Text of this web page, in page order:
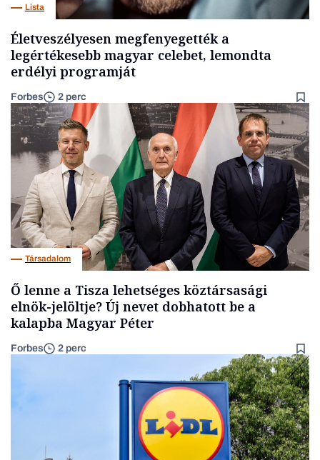
Lista
Életveszélyesen megfenyegették a
legértékesebb magyar celebet, lemondta
erdélyi programját
Forbes 2 perc
Társadalom
Ő lenne a Tisza lehetséges köztársasági
elnök-jelöltje? Új nevet dobhatott be a
kalapba Magyar Péter
Forbes 2 perc